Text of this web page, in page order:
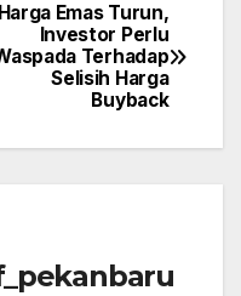
Harga Emas Turun,
Investor Perlu
Terhadap
Selisih Harga
Buyback